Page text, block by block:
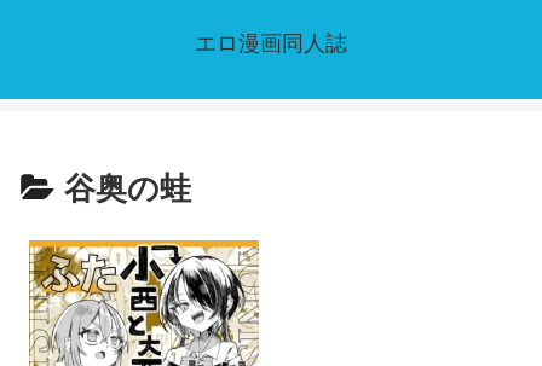
エロ漫画同人誌
谷奥の蛙